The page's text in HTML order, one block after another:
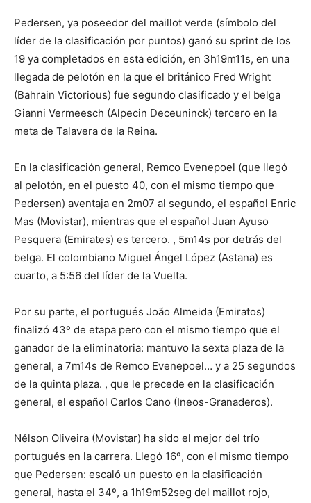
Pedersen, ya poseedor del maillot verde (símbolo del
líder de la clasificación por puntos) ganó su sprint de los
19 ya completados en esta edición, en 3h19m11s, en una
llegada de pelotón en la que el británico Fred Wright
(Bahrain Victorious) fue segundo clasificado y el belga
Gianni Vermeesch (Alpecin Deceuninck) tercero en la
meta de Talavera de la Reina.
En la clasificación general, Remco Evenepoel (que llegó
al pelotón, en el puesto 40, con el mismo tiempo que
Pedersen) aventaja en 2m07 al segundo, el español Enric
Mas (Movistar), mientras que el español Juan Ayuso
Pesquera (Emirates) es tercero. , 5m14s por detrás del
belga. El colombiano Miguel Ángel López (Astana) es
cuarto, a 5:56 del líder de la Vuelta.
Por su parte, el portugués João Almeida (Emiratos)
finalizó 43º de etapa pero con el mismo tiempo que el
ganador de la eliminatoria: mantuvo la sexta plaza de la
general, a 7m14s de Remco Evenepoel… y a 25 segundos
de la quinta plaza. , que le precede en la clasificación
general, el español Carlos Cano (Ineos-Granaderos).
Nélson Oliveira (Movistar) ha sido el mejor del trío
portugués en la carrera. Llegó 16º, con el mismo tiempo
que Pedersen: escaló un puesto en la clasificación
general, hasta el 34º, a 1h19m52seg del maillot rojo,